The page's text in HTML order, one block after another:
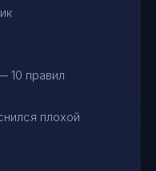
10 правил
плохой